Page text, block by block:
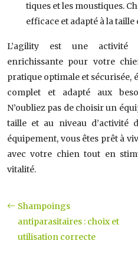
tiques et les moustiques.
efficace et adapté à la taille
L’agility est une activité
enrichissante pour votre
pratique optimale et sécurisée,
complet et adapté aux
N’oubliez pas de choisir un
taille et au niveau d’activité
équipement, vous êtes prêt à
avec votre chien tout en
vitalité.
Shampoings
antiparasitaires : choix et
utilisation correcte